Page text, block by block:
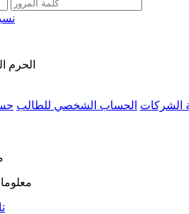
الحرم
الشركات الحساب الشخصي للطالب